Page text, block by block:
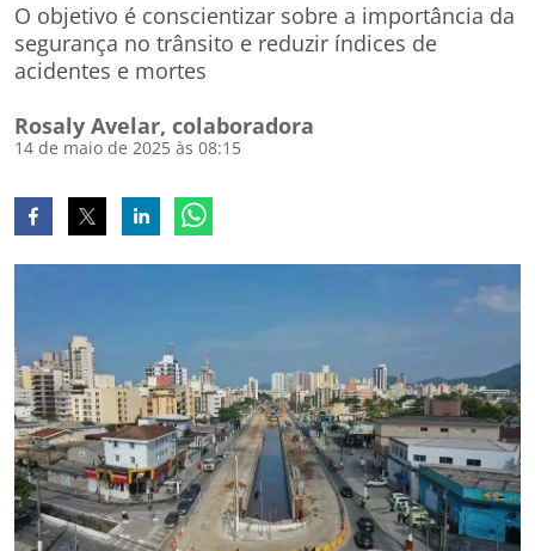
O objetivo é conscientizar sobre a importância da
segurança no trânsito e reduzir índices de
acidentes e mortes
Rosaly Avelar, colaboradora
14 de maio de 2025 às 08:15